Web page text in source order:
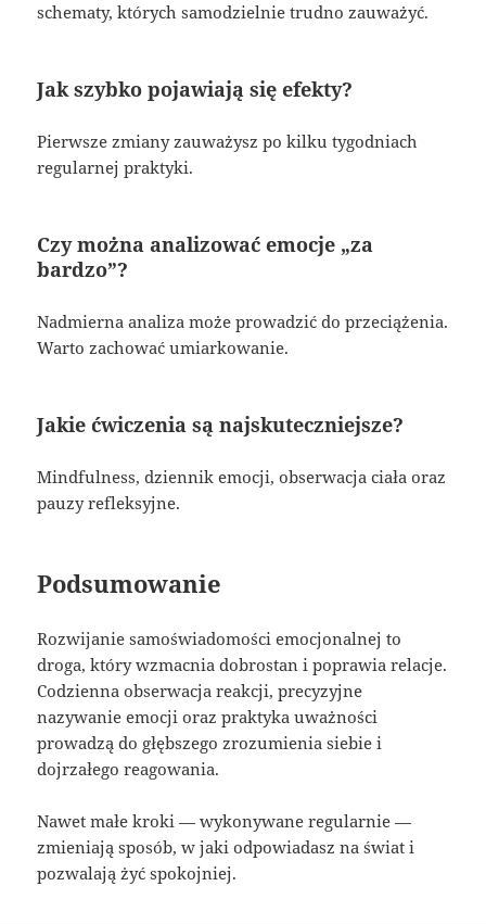
schematy, których samodzielnie trudno zauważyć.
Jak szybko pojawiają się efekty?
Pierwsze zmiany zauważysz po kilku tygodniach
regularnej praktyki.
Czy można analizować emocje „za
bardzo”?
Nadmierna analiza może prowadzić do przeciążenia.
Warto zachować umiarkowanie.
Jakie ćwiczenia są najskuteczniejsze?
Mindfulness, dziennik emocji, obserwacja ciała oraz
pauzy refleksyjne.
Podsumowanie
Rozwijanie samoświadomości emocjonalnej to
droga, który wzmacnia dobrostan i poprawia relacje.
Codzienna obserwacja reakcji, precyzyjne
nazywanie emocji oraz praktyka uważności
prowadzą do głębszego zrozumienia siebie i
dojrzałego reagowania.
Nawet małe kroki — wykonywane regularnie —
zmieniają sposób, w jaki odpowiadasz na świat i
pozwalają żyć spokojniej.